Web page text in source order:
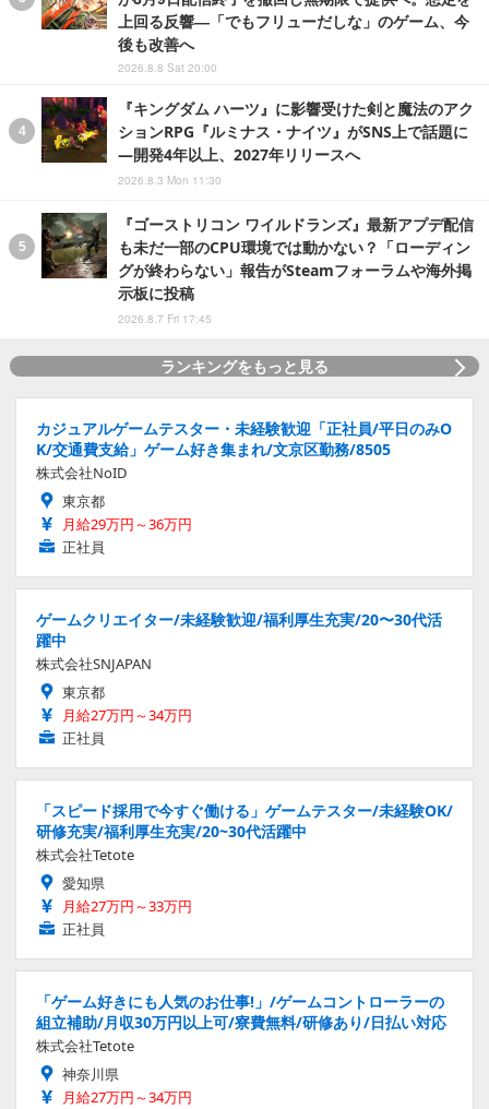
上回る反響―「でもフリューだしな」のゲーム、今
後も改善へ
2026.8.8 Sat 20:00
『キングダム ハーツ』に影響受けた剣と魔法のアク
ションRPG『ルミナス・ナイツ』がSNS上で話題に
―開発4年以上、2027年リリースへ
2026.8.3 Mon 11:30
『ゴーストリコン ワイルドランズ』最新アプデ配信
も未だ一部のCPU環境では動かない？「ローディン
グが終わらない」報告がSteamフォーラムや海外掲
示板に投稿
2026.8.7 Fri 17:45
ランキングをもっと見る
カジュアルゲームテスター・未経験歓迎「正社員/平日のみO
K/交通費支給」ゲーム好き集まれ/文京区勤務/8505
株式会社NoID
東京都
月給29万円～36万円
正社員
ゲームクリエイター/未経験歓迎/福利厚生充実/20〜30代活
躍中
株式会社SNJAPAN
東京都
月給27万円～34万円
正社員
「スピード採用で今すぐ働ける」ゲームテスター/未経験OK/
研修充実/福利厚生充実/20~30代活躍中
株式会社Tetote
愛知県
月給27万円～33万円
正社員
「ゲーム好きにも人気のお仕事!」/ゲームコントローラーの
組立補助/月収30万円以上可/寮費無料/研修あり/日払い対応
株式会社Tetote
神奈川県
月給27万円～34万円